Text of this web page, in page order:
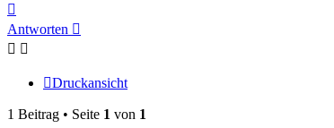
oben
Antworten
Druckansicht
1 Beitrag • Seite 1 von 1